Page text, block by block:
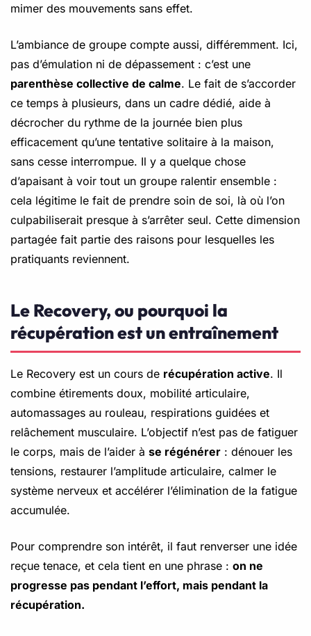
mimer des mouvements sans effet.
L’ambiance de groupe compte aussi, différemment. Ici,
pas d’émulation ni de dépassement : c’est une
parenthèse collective de calme. Le fait de s’accorder
ce temps à plusieurs, dans un cadre dédié, aide à
décrocher du rythme de la journée bien plus
efficacement qu’une tentative solitaire à la maison,
sans cesse interrompue. Il y a quelque chose
d’apaisant à voir tout un groupe ralentir ensemble :
cela légitime le fait de prendre soin de soi, là où l’on
culpabiliserait presque à s’arrêter seul. Cette dimension
partagée fait partie des raisons pour lesquelles les
pratiquants reviennent.
Le Recovery, ou pourquoi la
récupération est un entraînement
Le Recovery est un cours de récupération active. Il
combine étirements doux, mobilité articulaire,
automassages au rouleau, respirations guidées et
relâchement musculaire. L’objectif n’est pas de fatiguer
le corps, mais de l’aider à se régénérer : dénouer les
tensions, restaurer l’amplitude articulaire, calmer le
système nerveux et accélérer l’élimination de la fatigue
accumulée.
Pour comprendre son intérêt, il faut renverser une idée
reçue tenace, et cela tient en une phrase : on ne
progresse pas pendant l’effort, mais pendant la
récupération.